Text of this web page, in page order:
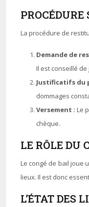
La procédure de
Demande de
Il est conseillé
Justificatifs du
dommages
Versement : Le
chèque.
LE RÔLE DU
Le congé de bail joue
lieux. Il est donc
L’ÉTAT DES